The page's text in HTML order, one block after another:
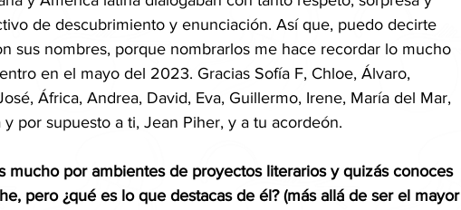
de descubrimiento y enunciación. Así que, puedo decirte
sus nombres, porque nombrarlos me hace recordar lo mucho
en el mayo del 2023. Gracias Sofía F, Chloe, Álvaro,
África, Andrea, David, Eva, Guillermo, Irene, María del Mar,
y por supuesto a ti, Jean Piher, y a tu acordeón.
mucho por ambientes de proyectos literarios y quizás conoces
pero ¿qué es lo que destacas de él? (más allá de ser el mayor